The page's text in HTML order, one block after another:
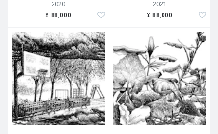
[作家コメント]
旅に出よう！
突然生活が変わった。今までのように地下鉄に乗ったり、
スタジオに通ったり、街を歩いたり、映画館で映画を見た
り、友人と会ったり出来なくなってしまった。隔離生活の
中、外に出るのは食料品の買い出しか、ちょっと空気を吸
いに出るだけだ。
2020
¥ 88,000
2021
¥ 88,000